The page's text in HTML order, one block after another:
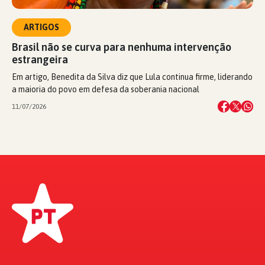
ARTIGOS
Brasil não se curva para nenhuma intervenção
estrangeira
Em artigo, Benedita da Silva diz que Lula continua firme, liderando
a maioria do povo em defesa da soberania nacional
11/07/2026